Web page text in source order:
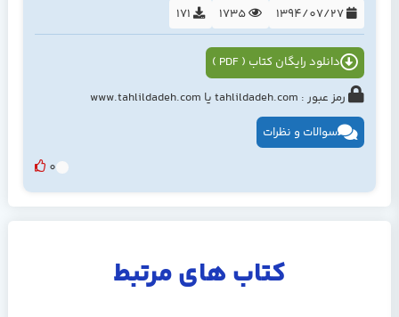
1394/07/27
1735
171
دانلود رایگان کتاب ( PDF )
رمز عبور : tahlildadeh.com یا www.tahlildadeh.com
سوالات و نظرات
0
کتاب های مرتبط